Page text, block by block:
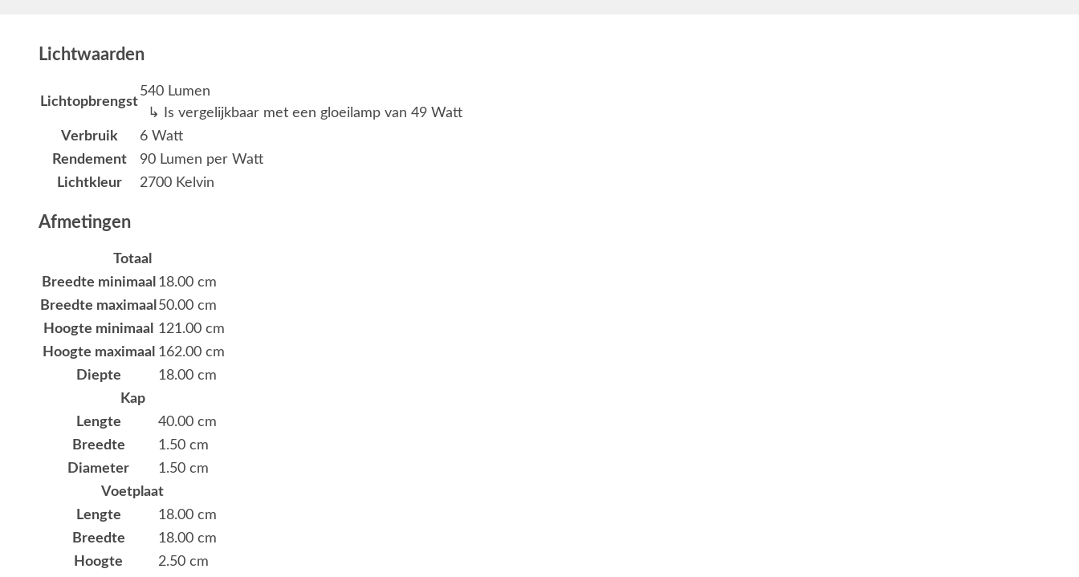
Lichtwaarden
Lichtopbrengst
540 Lumen
↳ Is vergelijkbaar met een gloeilamp van 49 Watt
Verbruik
6 Watt
Rendement
90 Lumen per Watt
Lichtkleur
2700 Kelvin
Afmetingen
Totaal
Breedte minimaal 18.00 cm
Breedte maximaal 50.00 cm
Hoogte minimaal
121.00 cm
Hoogte maximaal 162.00 cm
Diepte
18.00 cm
Kap
Lengte
40.00 cm
Breedte
1.50 cm
Diameter
1.50 cm
Voetplaat
Lengte
18.00 cm
Breedte
18.00 cm
Hoogte
2.50 cm